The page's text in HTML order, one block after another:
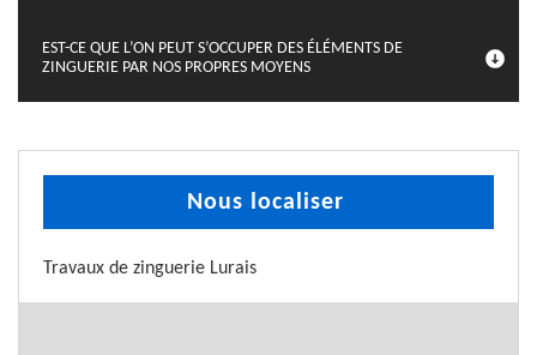
EST-CE QUE L’ON PEUT S’OCCUPER DES ÉLÉMENTS DE
ZINGUERIE PAR NOS PROPRES MOYENS
Nous localiser
Travaux de zinguerie Lurais